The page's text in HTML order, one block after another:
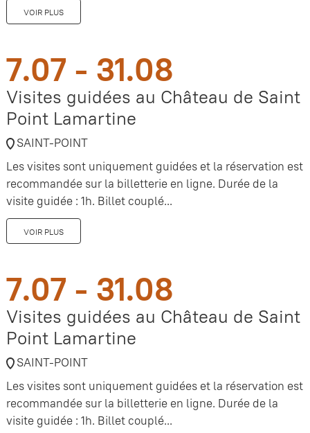
VOIR PLUS
7.07 - 31.08
Visites guidées au Château de Saint
Point Lamartine
SAINT-POINT
Les visites sont uniquement guidées et la réservation est
recommandée sur la billetterie en ligne. Durée de la
visite guidée : 1h. Billet couplé...
VOIR PLUS
7.07 - 31.08
Visites guidées au Château de Saint
Point Lamartine
SAINT-POINT
Les visites sont uniquement guidées et la réservation est
recommandée sur la billetterie en ligne. Durée de la
visite guidée : 1h. Billet couplé...